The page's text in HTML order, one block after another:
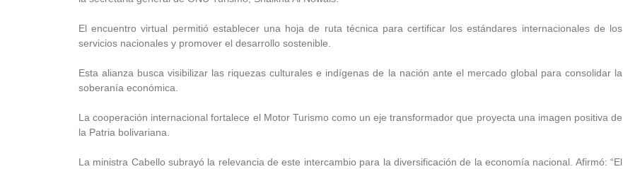
El encuentro virtual permitió establecer una hoja de ruta técnica para certificar los estándares internacionales de los
servicios nacionales y promover el desarrollo sostenible.
Esta alianza busca visibilizar las riquezas culturales e indígenas de la nación ante el mercado global para consolidar la
soberanía económica.
La cooperación internacional fortalece el Motor Turismo como un eje transformador que proyecta una imagen positiva de
la Patria bolivariana.
La ministra Cabello subrayó la relevancia de este intercambio para la diversificación de la economía nacional. Afirmó: “El